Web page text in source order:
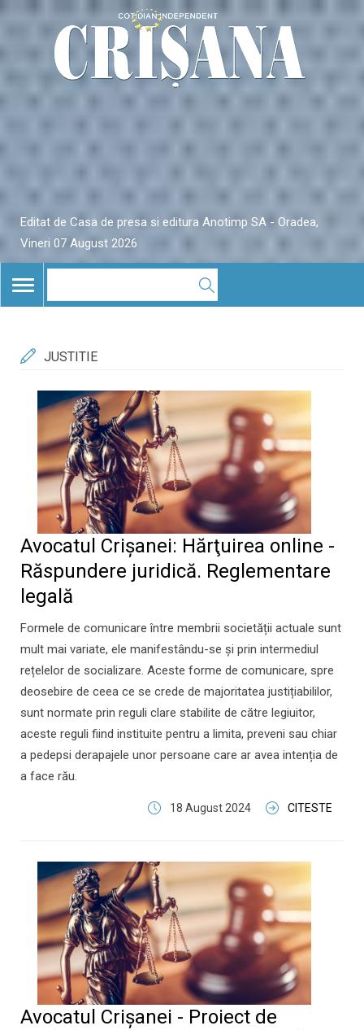
Editat de Casa de presa si editura Anotimp SA - Oradea,
Vineri 07 August 2026
TOGGLE
NAVIGATION
JUSTITIE
Avocatul Crișanei: Hărţuirea online -
Răspundere juridică. Reglementare
legală
Formele de comunicare între membrii societății actuale sunt
mult mai variate, ele manifestându-se și prin intermediul
rețelelor de socializare. Aceste forme de comunicare, spre
deosebire de ceea ce se crede de majoritatea justițiabililor,
sunt normate prin reguli clare stabilite de către legiuitor,
aceste reguli fiind instituite pentru a limita, preveni sau chiar
a pedepsi derapajele unor persoane care ar avea intenția de
a face rău.
18 August 2024 CITESTE
Avocatul Crișanei - Proiect de